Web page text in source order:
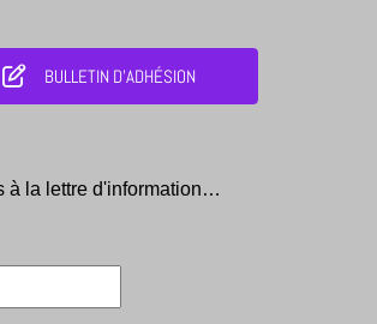
BULLETIN D'ADHÉSION
à la lettre d'information…